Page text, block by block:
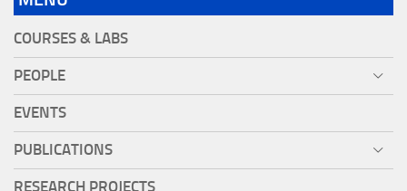
COURSES & LABS
PEOPLE
EVENTS
PUBLICATIONS
RESEARCH PROJECTS